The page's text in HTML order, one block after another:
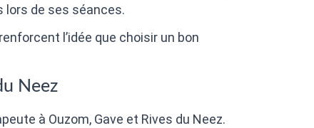
lors de ses séances.
l’idée que choisir un bon
Neez
à Ouzom, Gave et Rives du Neez.